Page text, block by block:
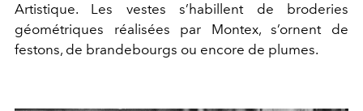
Artistique. Les vestes s’habillent de broderies
géométriques réalisées par Montex, s’ornent de
festons, de brandebourgs ou encore de plumes.